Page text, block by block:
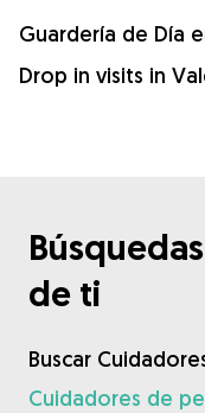
Guardería de Día
Drop in visits in
de ti
Buscar
Cuidadores de